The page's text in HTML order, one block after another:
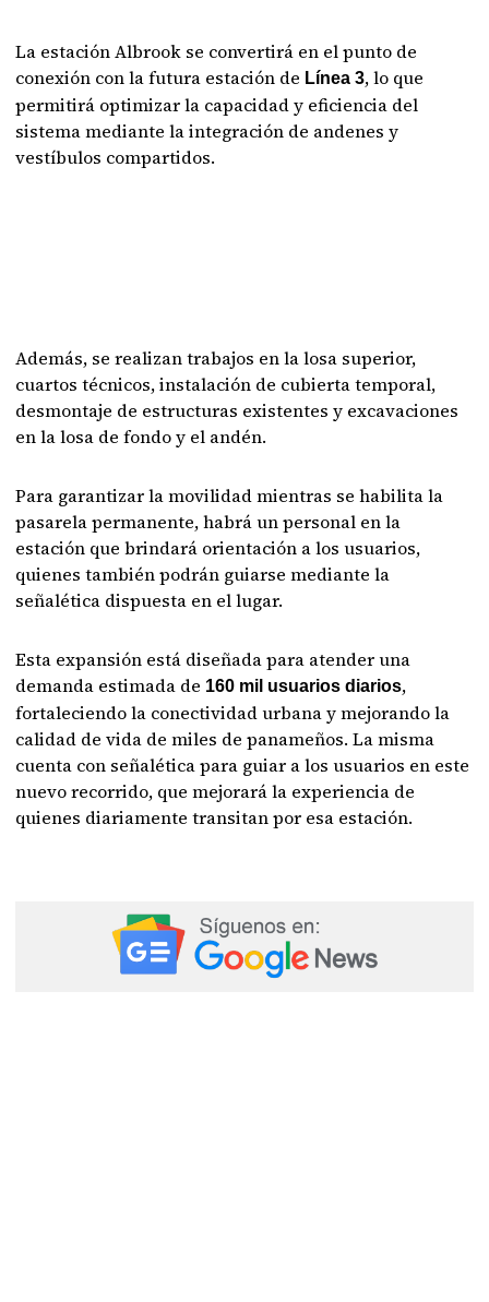
La estación Albrook se convertirá en el punto de
conexión con la futura estación de Línea 3, lo que
permitirá optimizar la capacidad y eficiencia del
sistema mediante la integración de andenes y
vestíbulos compartidos.
Además, se realizan trabajos en la losa superior,
cuartos técnicos, instalación de cubierta temporal,
desmontaje de estructuras existentes y excavaciones
en la losa de fondo y el andén.
Para garantizar la movilidad mientras se habilita la
pasarela permanente, habrá un personal en la
estación que brindará orientación a los usuarios,
quienes también podrán guiarse mediante la
señalética dispuesta en el lugar.
Esta expansión está diseñada para atender una
demanda estimada de 160 mil usuarios diarios,
fortaleciendo la conectividad urbana y mejorando la
calidad de vida de miles de panameños. La misma
cuenta con señalética para guiar a los usuarios en este
nuevo recorrido, que mejorará la experiencia de
quienes diariamente transitan por esa estación.